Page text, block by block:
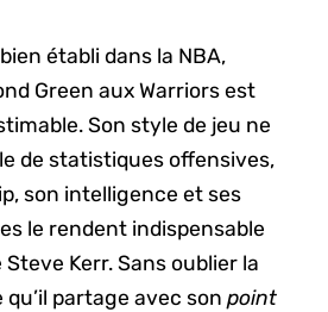
établi dans la NBA,
Green aux Warriors est
Son style de jeu ne
de statistiques offensives,
son intelligence et ses
le rendent indispensable
Kerr. Sans oublier la
partage avec sonpoint